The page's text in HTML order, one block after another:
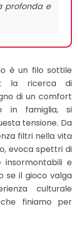
profonda e
è un filo sottile
la ricerca di
di un comfort
in famiglia, si
tensione. Da
filtri nella vita
evoca spettri di
insormontabili e
se il gioco valga
culturale
finiamo per